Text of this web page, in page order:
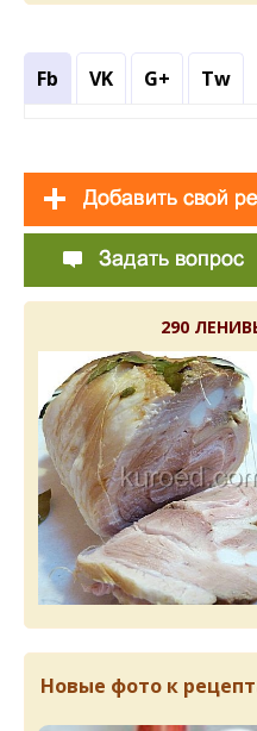
Fb VK G+ Tw
290
Новые фото к